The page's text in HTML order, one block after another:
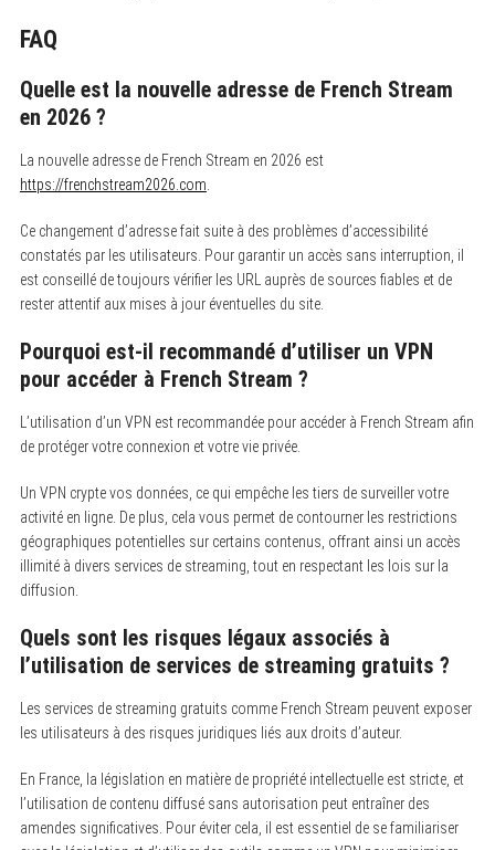
FAQ
Quelle est la nouvelle adresse de French Stream
en 2026 ?
La nouvelle adresse de French Stream en 2026 est
https://frenchstream2026.com
Ce changement d’adresse fait suite à des problèmes d’accessibilité
constatés par les utilisateurs. Pour garantir un accès sans interruption, il
est conseillé de toujours vérifier les URL auprès de sources fiables et de
rester attentif aux mises à jour éventuelles du site.
Pourquoi est-il recommandé d’utiliser un VPN
pour accéder à French Stream ?
L’utilisation d’un VPN est recommandée pour accéder à French Stream afin
de protéger votre connexion et votre vie privée.
Un VPN crypte vos données, ce qui empêche les tiers de surveiller votre
activité en ligne. De plus, cela vous permet de contourner les restrictions
géographiques potentielles sur certains contenus, offrant ainsi un accès
illimité à divers services de streaming, tout en respectant les lois sur la
diffusion.
Quels sont les risques légaux associés à
l’utilisation de services de streaming gratuits ?
Les services de streaming gratuits comme French Stream peuvent exposer
les utilisateurs à des risques juridiques liés aux droits d’auteur.
En France, la législation en matière de propriété intellectuelle est stricte, et
l’utilisation de contenu diffusé sans autorisation peut entraîner des
amendes significatives. Pour éviter cela, il est essentiel de se familiariser